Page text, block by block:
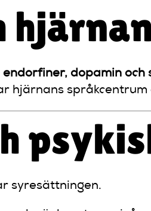
hjärnan
endorfiner, dopamin och
hjärnans
syresättningen.